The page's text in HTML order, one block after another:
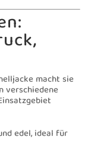
macht sie
verschiedene
edel, ideal für